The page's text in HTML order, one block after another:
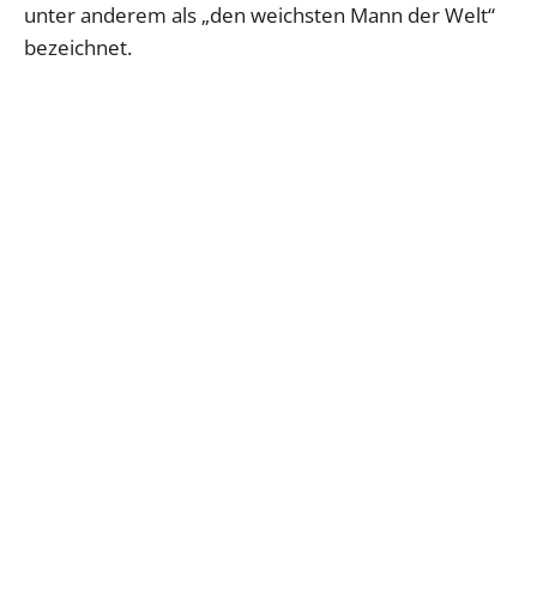
unter anderem als „den weichsten Mann der Welt“
bezeichnet.